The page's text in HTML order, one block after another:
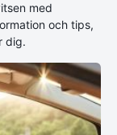
med
och tips,
dig.